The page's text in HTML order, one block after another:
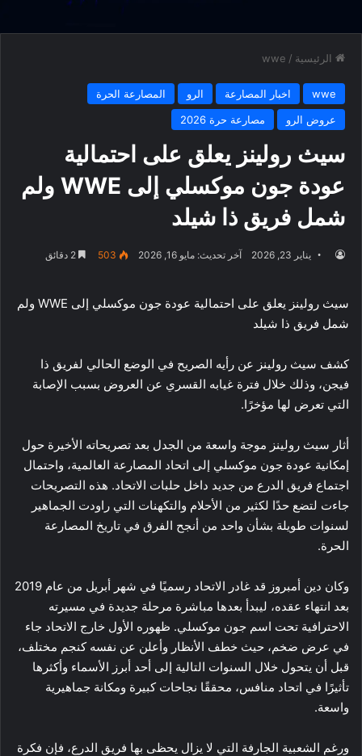
الرئيسية /
wwe
wwe اخبار المصارعة الرو
المصارعة الحرة
عروض الرو
مصارعة حرة 2026
سيث رولينز يعلق على احتمالية
عودة جون موكسلي إلى WWE ولم
شمل فريق ذا شيلد
يناير 23, 2026 آخر تحديث: مايو 16, 2026 503
سيث رولينز يعلق على احتمالية عودة جون موكسلي إلى WWE ولم
شمل فريق ذا شيلد
كشف سيث رولينز عن رأيه الصريح في الوضع الحالي لفريق ذا
فيجن، وذلك خلال فترة غيابه القسري عن العروض بسبب الإصابة
التي تعرض لها مؤخرًا.
أثار سيث رولينز موجة واسعة من الجدل بعد تصريحاته الأخيرة حول
إمكانية عودة جون موكسلي إلى اتحاد المصارعة العالمية، واحتمال
اجتماع فريق الدرع من جديد داخل حلبات الاتحاد. هذه التصريحات
جاءت لتضع حدًا لكثير من الأحلام والتكهنات التي راودت الجماهير
لسنوات طويلة بشأن واحد من أنجح الفرق في تاريخ المصارعة
الحرة.
وكان دين أمبروز قد غادر الاتحاد رسميًا في شهر أبريل من عام 2019
بعد انتهاء عقده، ليبدأ بعدها مباشرة مرحلة جديدة في مسيرته
الاحترافية تحت اسم جون موكسلي. ظهوره الأول خارج الاتحاد جاء
في عرض ضخم، حيث خطف الأنظار وأعلن عن نفسه كنجم مختلف،
قبل أن يتحول خلال السنوات التالية إلى أحد أبرز الأسماء وأكثرها
تأثيرًا في اتحاد منافس، محققًا نجاحات كبيرة ومكانة جماهيرية
واسعة.
ورغم الشعبية الجارفة التي لا يزال يحظى بها فريق الدرع، فإن فكرة